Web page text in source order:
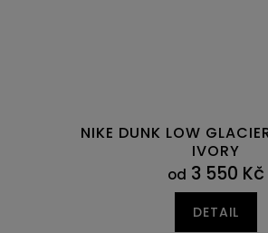
NIKE DUNK LOW
IVORY
od 3 550 Kč
DETAIL